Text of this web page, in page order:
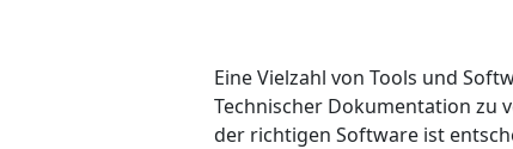
Eine Vielzahl von Tools und
Technischer Dokumentation zu
der richtigen Software ist